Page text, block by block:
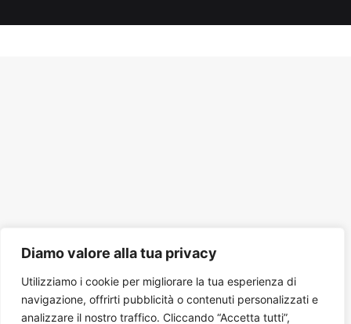
Diamo valore alla tua privacy
Utilizziamo i cookie per migliorare la tua esperienza di
navigazione, offrirti pubblicità o contenuti personalizzati e
analizzare il nostro traffico. Cliccando “Accetta tutti”,
Tube